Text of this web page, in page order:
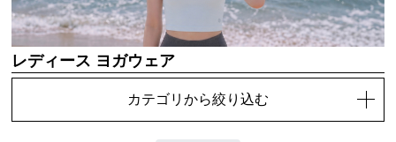
レディース ヨガウェア
カテゴリから絞り込む